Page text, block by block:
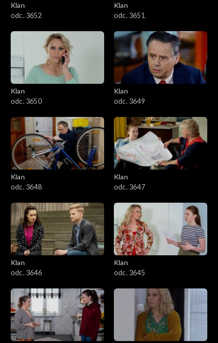
Klan
odc. 3652
Klan
odc. 3651
Klan
odc. 3650
Klan
odc. 3649
Klan
odc. 3648
Klan
odc. 3647
Klan
odc. 3646
Klan
odc. 3645